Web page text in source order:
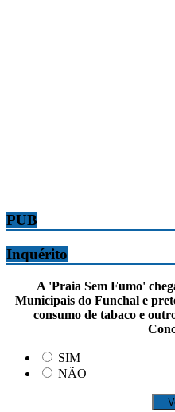
PUB
Inquérito
A 'Praia Sem Fumo'
Municipais do Funchal e
consumo de tabaco e
SIM
NÃO